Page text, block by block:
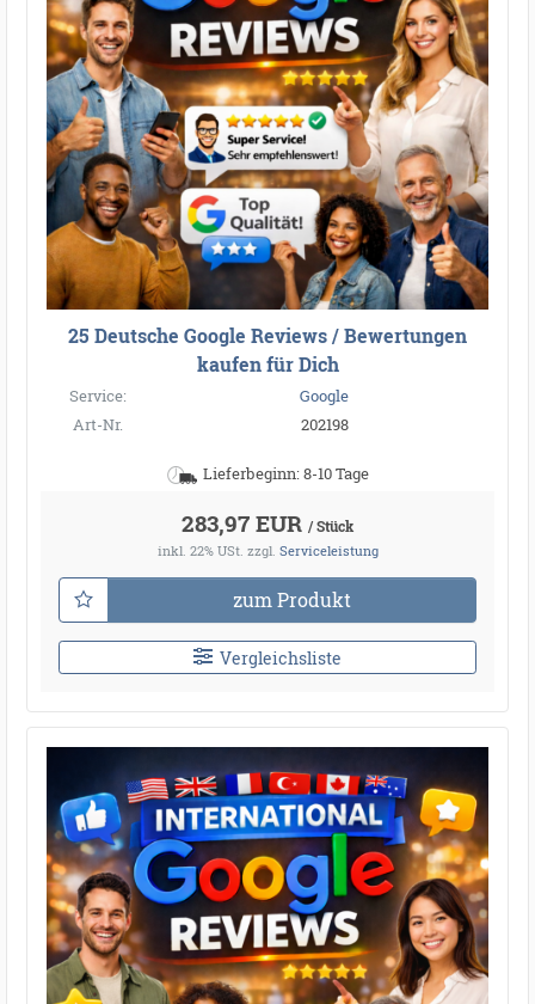
25 Deutsche Google Reviews / Bewertungen
kaufen für Dich
Service:
Google
Art-Nr.
202198
Lieferbeginn: 8-10 Tage
283,97 EUR / Stück
inkl. 22% USt. zzgl. Serviceleistung
zum Produkt
Vergleichsliste
●
●●
●
●
●
●
●
●
●
●
●
●
●● ●
●
●
●
●
●
●
●
●
●
● ●